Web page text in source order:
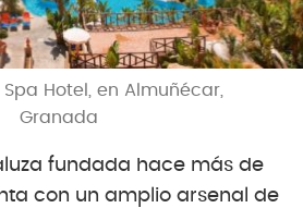
Hotel, en Almuñécar,
Granada
fundada hace más de
con un amplio arsenal de